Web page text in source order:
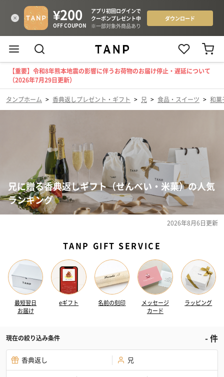
【重要】令和8年熊本地震の影響に伴うお荷物のお届け停止・遅延について
（2026年7月29日更新）
タンプホーム > 香典返しプレゼント・ギフト > 兄 > 食品・スイーツ > 和菓
兄に贈る香典返しギフト（せんべい・米菓）の人気
ランキング
2026年8月6日更新
TANP GIFT SERVICE
最短翌日
お届け
eギフト 名前の刻印
メッセージ
カード
ラッピング
現在の絞り込み条件 -件
香典返し 兄